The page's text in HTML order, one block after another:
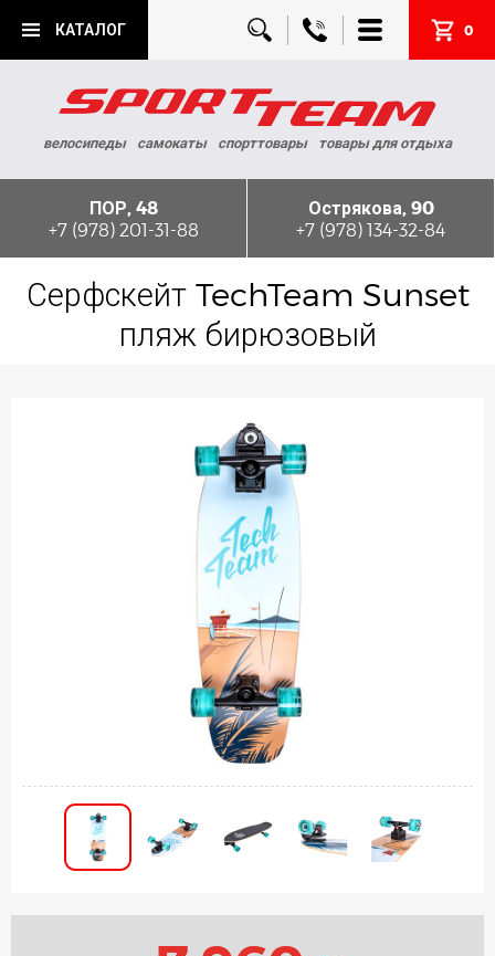
КАТАЛОГ 0
велосипеды самокаты спорттовары товары для отдыха
ПОР, 48
+7 (978) 201-31-88
Острякова, 90
+7 (978) 134-32-84
Серфскейт TechTeam Sunset
пляж бирюзовый